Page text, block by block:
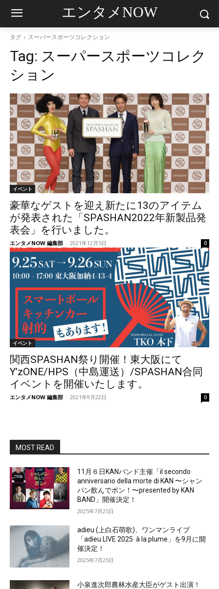
エンタメNOW
タグ スーパースポーツコレクション
Tag: スーパースポーツコレク
ション
イベント
豪華なゲストを迎え新たに13のアイテム
が発表された「SPASHAN2022年新製品発
表会」を行いました。
エンタメNOW 編集部 - 2021年12月5日 0
イベント
関西SPASHAN祭り開催！東大阪にて
Y’zONE/HPS（中島運送）/SPASHAN合同
イベントを開催いたします。
エンタメNOW 編集部 - 2021年9月22日 0
MOST READ
11月６日KANバンド主催「il secondo
anniversario della morte di KAN 〜シャン
パン飲んでポン！〜presented by KAN
BAND」開催決定！
2025年7月25日
adieu (上白石萌歌)、ワンマンライブ
「adieu LIVE 2025 à la plume」を9月に開
催決定！
2025年7月25日
小泉進次郎農林水産大臣がゲスト出演！